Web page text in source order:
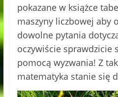
pokazane w książce
maszyny liczbowej aby
dowolne pytania
oczywiście sprawdzicie
pomocą wyzwania! Z
matematyka stanie się